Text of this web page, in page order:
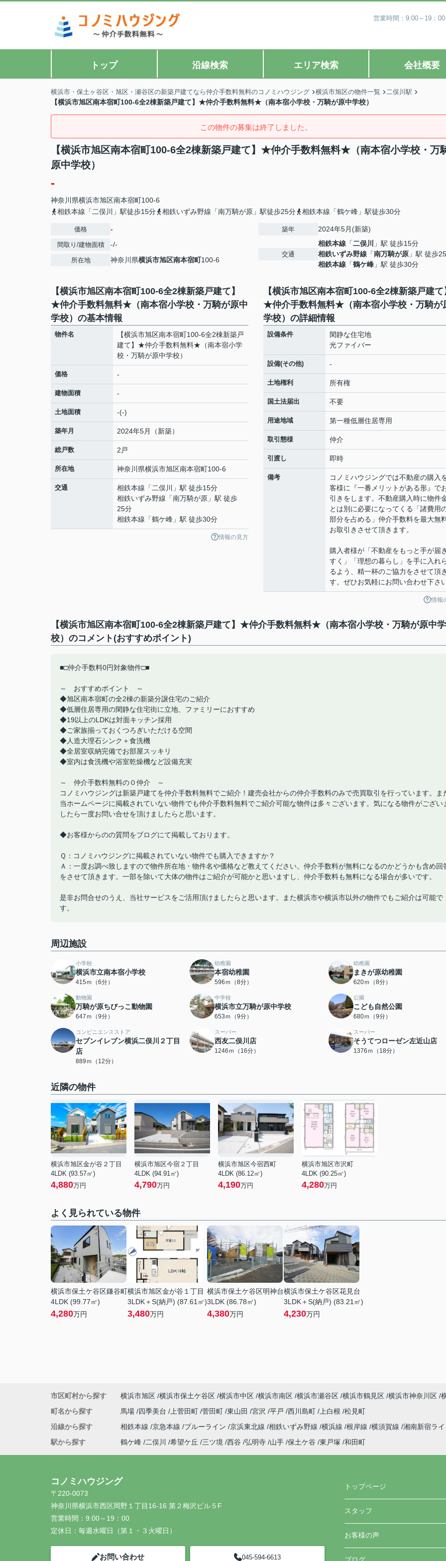
営業時間：9:00～19：
トップ 沿線検索 エリア検索 会社概要
横浜市・保土ヶ谷区・旭区・瀬谷区の新築戸建てなら仲介手数料無料のコノミハウジング 横浜市旭区の物件一覧 二俣川駅
【横浜市旭区南本宿町100-6全2棟新築戸建て】★仲介手数料無料★（南本宿小学校・万騎が原中学校）
この物件の募集は終了しました。
【横浜市旭区南本宿町100-6全2棟新築戸建て】★仲介手数料無料★（南本宿小学校・万
原中学校）
-
神奈川県横浜市旭区南本宿町100-6
相鉄本線「二俣川」駅徒歩15分
相鉄いずみ野線「南万騎が原」駅徒歩25分 相鉄本線「鶴ケ峰」駅徒歩30分
価格 -
間取り/建物面積 -/-
所在地 神奈川県横浜市旭区南本宿町100-6
築年 2024年5月(新築)
交通
相鉄本線 「二俣川
」駅 徒歩15分
相鉄いずみ野線 「南万騎が原 」駅 徒歩
相鉄本線 「鶴ケ峰 」駅 徒歩30分
【横浜市旭区南本宿町100-6全2棟新築戸建て】
★仲介手数料無料★（南本宿小学校・万騎が原中
学校）の基本情報
物件名
【横浜市旭区南本宿町100-6全2棟新築戸
建て】★仲介手数料無料★（南本宿小学
校・万騎が原中学校）
価格 -
建物面積 -
土地面積 -(-)
築年月 2024年5月（新築）
総戸数 2戸
所在地 神奈川県横浜市旭区南本宿町100-6
交通 相鉄本線 「 二俣川
」駅 徒歩15分
相鉄いずみ野線 「南万騎が原 」駅 徒歩
25分
相鉄本線 「鶴ケ峰 」駅 徒歩30分
情報の見方
【横浜市旭区南本宿町100-6全2棟新築戸建て
★仲介手数料無料★（南本宿小学校・万騎が
学校）の詳細情報
設備条件
閑静な住宅地
光ファイバー
設備(その他) -
土地権利 所有権
国土法届出 不要
用途地域 第一種低層住居専用
取引態様 仲介
引渡し 即時
備考
コノミハウジングでは不動産の購入
客様に『一番メリットがある形』で
引きをします。不動産購入時に物件
とは別に必要になってくる「諸費用
部分を占める」仲介手数料を最大無
お取引きさせて頂きます。
購入者様が「不動産をもっと手が届
すく」「理想の暮らし」を手に入れ
るよう、精一杯のご協力をさせて頂
す。ぜひお気軽にお問い合わせ下さい
情報
【横浜市旭区南本宿町100-6全2棟新築戸建て】★仲介手数料無料★（南本宿小学校・万騎が原中学
校）のコメント(おすすめポイント)
■□仲介手数料0円対象物件□■
～ おすすめポイント ～
◆旭区南本宿町の全2棟の新築分譲住宅のご紹介
◆低層住居専用の閑静な住宅街に立地、ファミリーにおすすめ
◆19以上のLDKは対面キッチン採用
◆ご家族揃っておくつろぎいただける空間
◆人造大理石シンク＋食洗機
◆全居室収納完備でお部屋スッキリ
◆室内は食洗機や浴室乾燥機など設備充実
～ 仲介手数料無料の０仲介 ～
コノミハウジングは新築戸建てを仲介手数料無料でご紹介！建売会社からの仲介手数料のみで売買取引を行っています。ま
当ホームページに掲載されていない物件でも仲介手数料無料でご紹介可能な物件は多々ございます。気になる物件がござい
したら一度お問い合せを頂けましたらと思います。
◆お客様からのの質問をブログにて掲載しております。
Ｑ：コノミハウジングに掲載されていない物件でも購入できますか？
Ａ：一度お調べ致しますので物件所在地・物件名や価格など教えてください。仲介手数料が無料になるのかどうかも含め回
をさせて頂きます。一部を除いて大体の物件はご紹介が可能かと思いますし、仲介手数料も無料になる場合が多いです。
是非お問合せのうえ、当社サービスをご活用頂けましたらと思います。また横浜市や横浜市以外の物件でもご紹介は可能で
す。
周辺施設
小学校
横浜市立南本宿小学校
415ｍ（6分）
幼稚園
本宿幼稚園
596ｍ（8分）
幼稚園
まきが原幼稚園
620ｍ（8分）
動物園
万騎が原ちびっこ動物園
647ｍ（9分）
中学校
横浜市立万騎が原中学校
653ｍ（9分）
公園
こども自然公園
680ｍ（9分）
コンビニエンスストア
セブンイレブン横浜二俣川２丁目
店
889ｍ（12分）
スーパー
西友二俣川店
1246ｍ（16分）
スーパー
そうてつローゼン左近山店
1376ｍ（18分）
近隣の物件
横浜市旭区金が谷２丁目
4LDK (93.57㎡)
4,880万円
横浜市旭区今宿２丁目
4LDK (94.91㎡)
4,790万円
横浜市旭区今宿西町
4LDK (86.12㎡)
4,190万円
横浜市旭区市沢町
4LDK (90.25㎡)
4,280万円
よく見られている物件
横浜市保土ケ谷区鎌谷町
4LDK (99.77㎡)
4,280万円
横浜市旭区金が谷１丁目
3LDK＋S(納戸) (87.61㎡)
3,480万円
横浜市保土ケ谷区明神台
3LDK (86.78㎡)
4,380万円
横浜市保土ケ谷区花見台
3LDK＋S(納戸) (83.21㎡)
4,230万円
市区町村から探す 横浜市旭区 横浜市保土ケ谷区 横浜市中区 横浜市南区 横浜市瀬谷区 横浜市鶴見区 横浜市神奈川区
町名から探す
馬場 四季美台 上菅田町 菅田町 東山田 宮沢 平戸 西川島町 上白根 松見町
沿線から探す
相鉄本線 京急本線 ブルーライン 京浜東北線 相鉄いずみ野線 横浜線 根岸線 横須賀線 湘南新宿ラ
駅から探す
鶴ケ峰 二俣川 希望ケ丘 三ツ境 西谷 弘明寺 山手 保土ケ谷 東戸塚 和田町
コノミハウジング
〒220-0073
神奈川県横浜市西区岡野１丁目16-16 第２梅沢ビル５F
営業時間： 9:00～19：00
定休日： 毎週水曜日（第１・３火曜日）
お問い合わせ 045-594-6613
トップページ
スタッフ
お客様の声